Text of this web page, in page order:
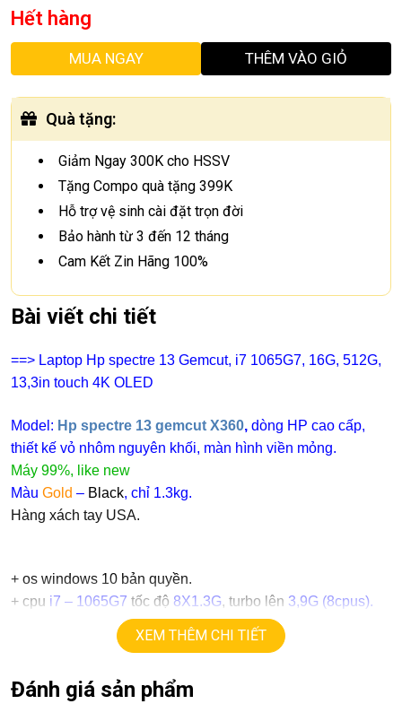
Hết hàng
MUA NGAY THÊM VÀO GIỎ
Quà tặng:
Giảm Ngay 300K cho HSSV
Tặng Compo quà tặng 399K
Hỗ trợ vệ sinh cài đặt trọn đời
Bảo hành từ 3 đến 12 tháng
Cam Kết Zin Hãng 100%
Bài viết chi tiết
==> Laptop Hp spectre 13 Gemcut, i7 1065G7, 16G, 512G,
13,3in touch 4K OLED
Model: Hp spectre 13 gemcut X360, dòng HP cao cấp,
thiết kế vỏ nhôm nguyên khối, màn hình viền mỏng.
Máy 99%, like new
Màu Gold – Black, chỉ 1.3kg.
Hàng xách tay USA.
+ os windows 10 bản quyền.
+ cpu i7 – 1065G7 tốc độ 8X1.3G, turbo lên 3,9G (8cpus).
+Vga intel Iris Plus.
XEM THÊM CHI TIẾT
Đánh giá sản phẩm